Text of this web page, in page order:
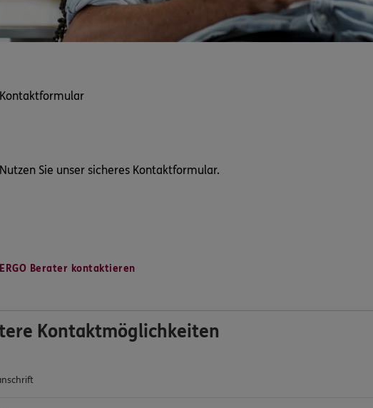
Kontaktformular
Nutzen Sie unser sicheres Kontaktformular.
ERGO Berater kontaktieren
Kontaktmöglichkeiten